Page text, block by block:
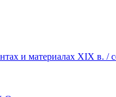
и материалах XIX в.